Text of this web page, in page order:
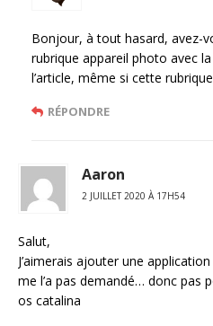
Bonjour, à tout hasard, avez-
rubrique appareil photo avec
l’article, même si cette
RÉPONDRE
Aaron
2 JUILLET 2020 À 17H54
Salut,
J’aimerais ajouter une
me l’a pas demandé… donc pas
os catalina